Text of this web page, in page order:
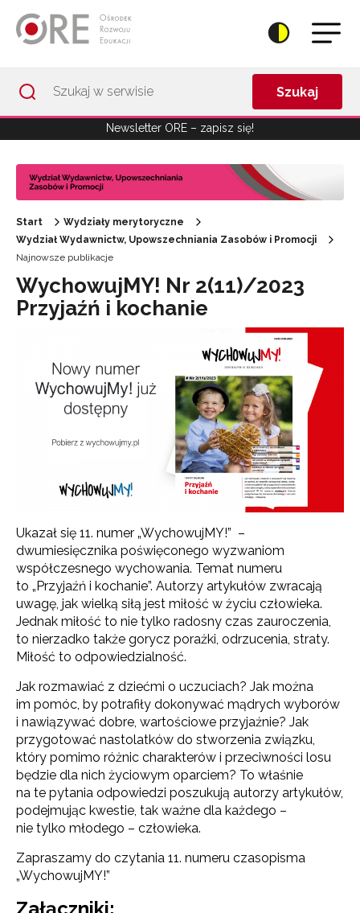
Szukaj
Newsletter ORE – zapisz się!
Start
Wydziały merytoryczne
Wydział Wydawnictw, Upowszechniania Zasobów i Promocji
Najnowsze publikacje
WychowujMY! Nr 2(11)/2023
Przyjaźń i kochanie
Ukazał się 11. numer „WychowujMY!” –
dwumiesięcznika poświęconego wyzwaniom
współczesnego wychowania. Temat numeru
to „Przyjaźń i kochanie”. Autorzy artykułów zwracają
uwagę, jak wielką siłą jest miłość w życiu człowieka.
Jednak miłość to nie tylko radosny czas zauroczenia,
to nierzadko także gorycz porażki, odrzucenia, straty.
Miłość to odpowiedzialność.
Jak rozmawiać z dziećmi o uczuciach? Jak można
im pomóc, by potrafiły dokonywać mądrych wyborów
i nawiązywać dobre, wartościowe przyjaźnie? Jak
przygotować nastolatków do stworzenia związku,
który pomimo różnic charakterów i przeciwności losu
będzie dla nich życiowym oparciem? To właśnie
na te pytania odpowiedzi poszukują autorzy artykułów,
podejmując kwestie, tak ważne dla każdego –
nie tylko młodego – człowieka.
Zapraszamy do czytania 11. numeru czasopisma
„WychowujMY!”
Załączniki: